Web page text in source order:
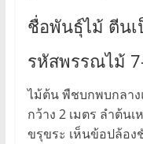
นัก
น้อย
ชื่อพันธุ์ไม้ ตีน
รหัสพรรณไม้
ไม้ต้น พืชบกพบกลาง
กว้าง 2 เมตร ลำต้น
ขรุขระ เห็นข้อปล้อ